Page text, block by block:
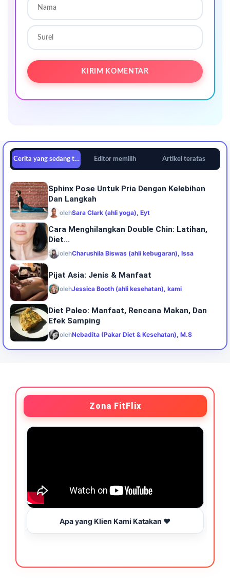
Cerita yang sedang tren Editor memilih Artikel teratas
Sphinx Pose Untuk Pria Dengan Kelebihan
Dan Langkah
olehSara Clark (ahli yoga), Eyt
Cara Menghilangkan Double Chin: Latihan,
Diet...
olehCharushila Biswas (ahli kebugaran), Issa
Pijat Asia: Jenis & Manfaat
olehJessica Booth (ahli kesehatan), kami
Diet Paleo: Manfaat, Rencana Makan, Dan
Efek Samping
olehNebadita (Pakar Diet & Kesehatan), M.S
Zona FitFlix
Apa yang Klien Kami Katakan ❤️